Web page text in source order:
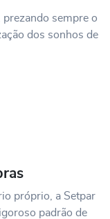
sempre o
dos sonhos de
próprio, a Setpar
padrão de